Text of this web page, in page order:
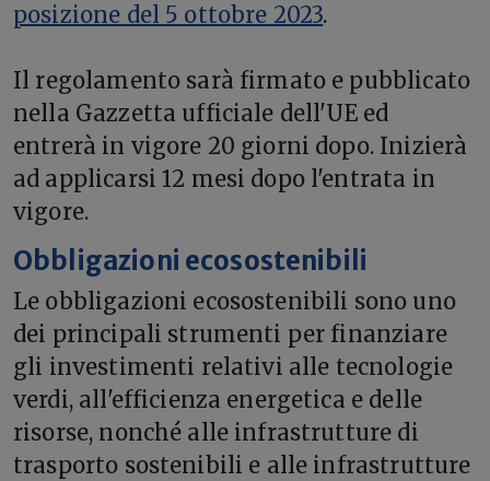
posizione del 5 ottobre 2023.
Il regolamento sarà firmato e pubblicato
nella Gazzetta ufficiale dell'UE ed
entrerà in vigore 20 giorni dopo. Inizierà
ad applicarsi 12 mesi dopo l'entrata in
vigore.
Obbligazioni ecosostenibili
Le obbligazioni ecosostenibili sono uno
dei principali strumenti per finanziare
gli investimenti relativi alle tecnologie
verdi, all'efficienza energetica e delle
risorse, nonché alle infrastrutture di
trasporto sostenibili e alle infrastrutture